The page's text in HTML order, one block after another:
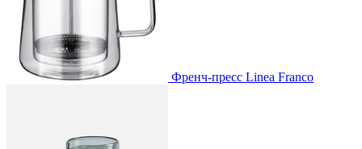
Френч-пресс Linea Franco